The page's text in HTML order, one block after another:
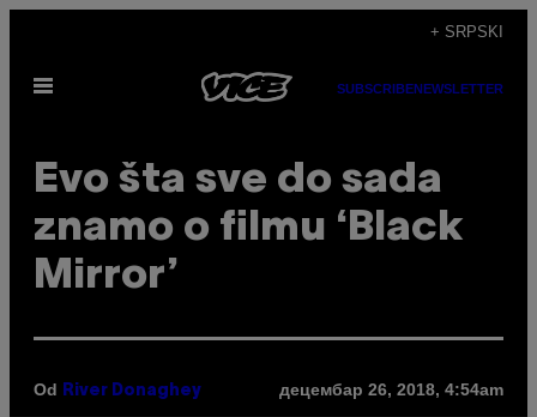
садржај
+ SRPSKI
Otvori
SUBSCRIBENEWSLETTER
Evo šta sve do sada
znamo o filmu ‘Black
Mirror’
Od River Donaghey децембар 26, 2018, 4:54am